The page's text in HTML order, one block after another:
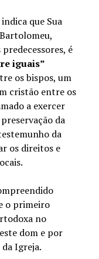
que Sua
é
iguais”
os bispos, um
cristão entre os
a exercer
da
da
os direitos e
o primeiro
no
dom e por
Igreja.